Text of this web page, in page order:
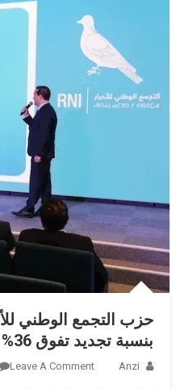
بنسبة تجديد تفوق 36%
Anzi
Leave A Comment